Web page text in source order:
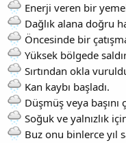
Enerji veren bir
Dağlık alana doğru
Öncesinde bir
Yüksek bölgede
Sırtından okla
Kan kaybı başladı.
Düşmüş veya başını
Soğuk ve yalnızlık
Buz onu binlerce yıl